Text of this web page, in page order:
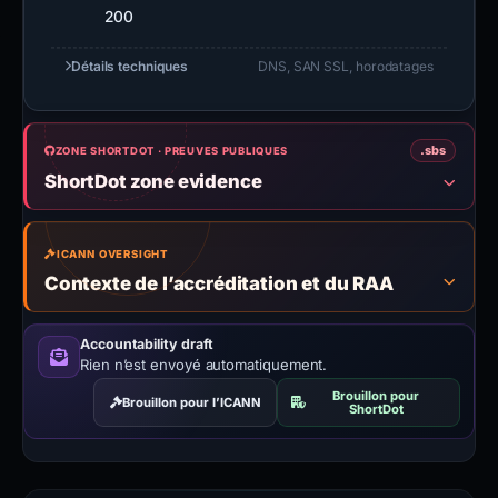
200
Détails techniques DNS, SAN SSL, horodatages
ZONE SHORTDOT · PREUVES PUBLIQUES .sbs
ShortDot zone evidence
ICANN OVERSIGHT
Contexte de l’accréditation et du RAA
Accountability draft
Rien n’est envoyé automatiquement.
Brouillon pour l’ICANN
Brouillon pour
ShortDot